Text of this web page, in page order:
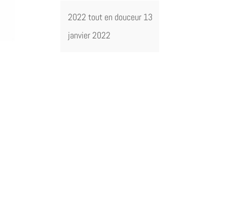
2022 tout en douceur 13
janvier 2022